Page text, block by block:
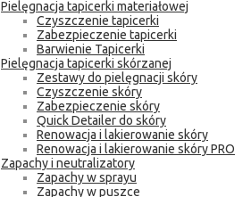
Pielęgnacja tapicerki materiałowej
Czyszczenie tapicerki
Zabezpieczenie tapicerki
Barwienie Tapicerki
Pielęgnacja tapicerki skórzanej
Zestawy do pielęgnacji skóry
Czyszczenie skóry
Zabezpieczenie skóry
Quick Detailer do skóry
Renowacja i lakierowanie skóry
Renowacja i lakierowanie skóry PRO
Zapachy i neutralizatory
Zapachy w sprayu
Zapachy w puszce